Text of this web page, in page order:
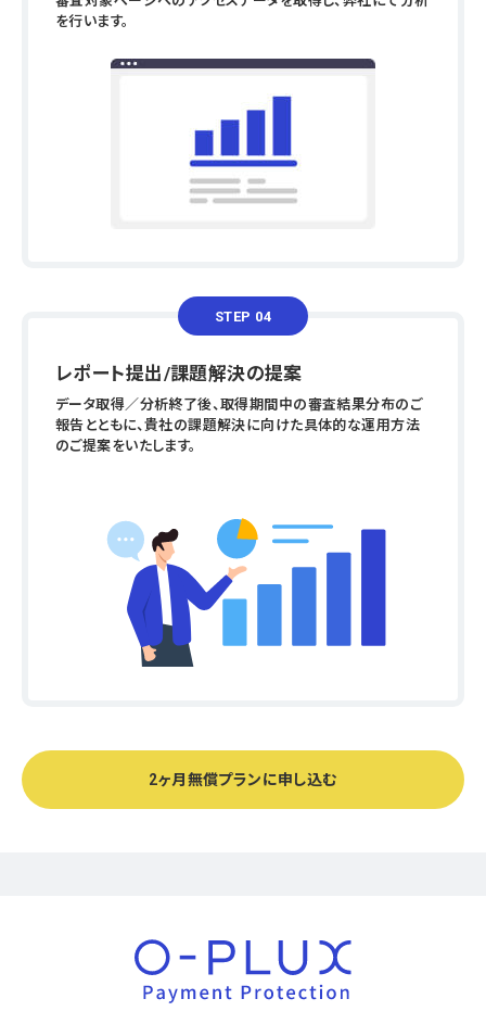
を行います。
STEP 04
レポート提出/課題解決の提案
データ取得／分析終了後、取得期間中の審査結果分布のご
報告とともに、貴社の課題解決に向けた具体的な運用方法
のご提案をいたします。
2ヶ月無償プランに申し込む